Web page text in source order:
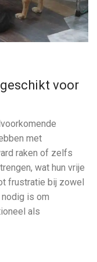
voor
met
raken of zelfs
wat hun vrije
frustratie bij zowel
is om
als